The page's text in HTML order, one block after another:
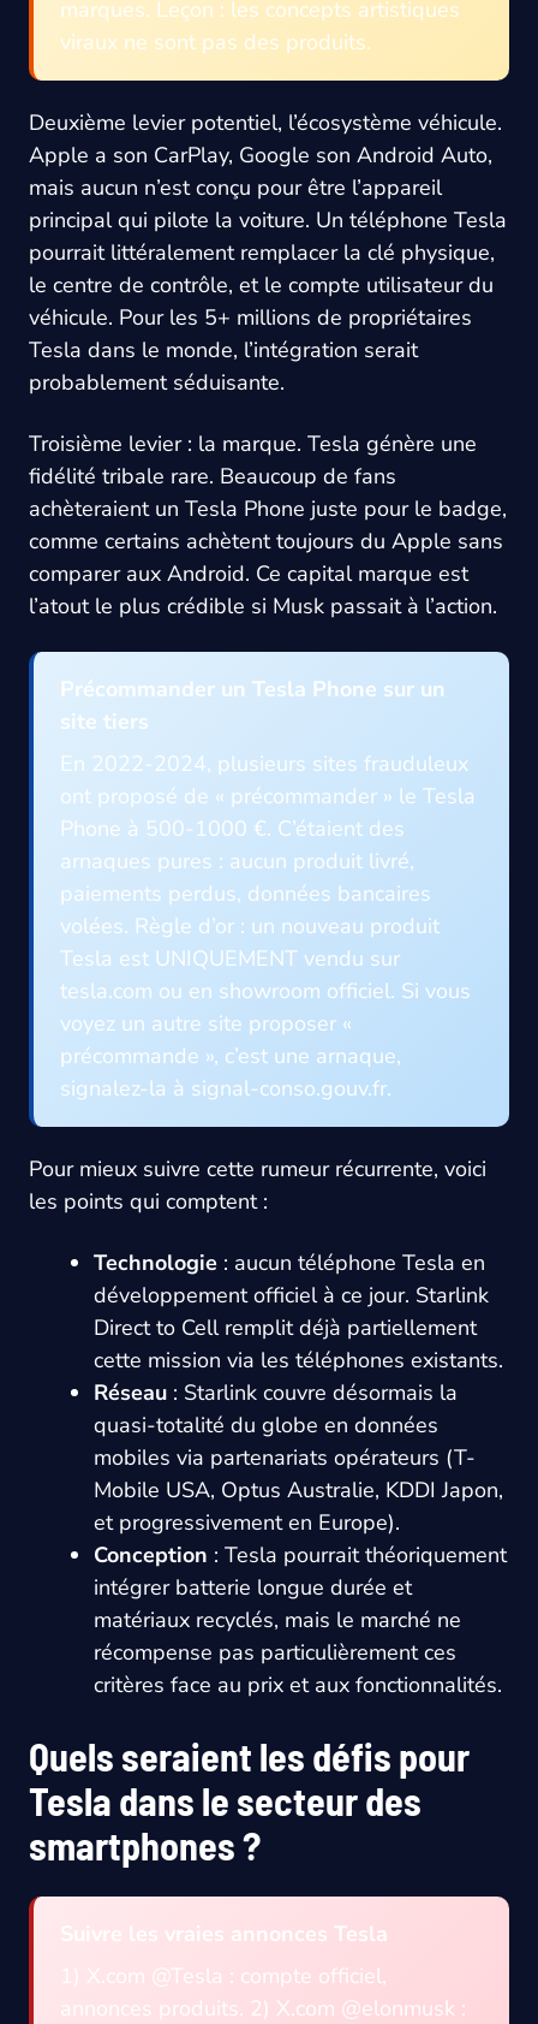
marques. Leçon : les concepts artistiques
viraux ne sont pas des produits.
Deuxième levier potentiel, l’écosystème véhicule.
Apple a son CarPlay, Google son Android Auto,
mais aucun n’est conçu pour être l’appareil
principal qui pilote la voiture. Un téléphone Tesla
pourrait littéralement remplacer la clé physique,
le centre de contrôle, et le compte utilisateur du
véhicule. Pour les 5+ millions de propriétaires
Tesla dans le monde, l’intégration serait
probablement séduisante.
Troisième levier : la marque. Tesla génère une
fidélité tribale rare. Beaucoup de fans
achèteraient un Tesla Phone juste pour le badge,
comme certains achètent toujours du Apple sans
comparer aux Android. Ce capital marque est
l’atout le plus crédible si Musk passait à l’action.
Précommander un Tesla Phone sur un
site tiers
En 2022-2024, plusieurs sites frauduleux
ont proposé de « précommander » le Tesla
Phone à 500-1000 €. C’étaient des
arnaques pures : aucun produit livré,
paiements perdus, données bancaires
volées. Règle d’or : un nouveau produit
Tesla est UNIQUEMENT vendu sur
tesla.com ou en showroom officiel. Si vous
voyez un autre site proposer «
précommande », c’est une arnaque,
signalez-la à signal-conso.gouv.fr.
Pour mieux suivre cette rumeur récurrente, voici
les points qui comptent :
Technologie : aucun téléphone Tesla en
développement officiel à ce jour. Starlink
Direct to Cell remplit déjà partiellement
cette mission via les téléphones existants.
Réseau : Starlink couvre désormais la
quasi-totalité du globe en données
mobiles via partenariats opérateurs (T-
Mobile USA, Optus Australie, KDDI Japon,
et progressivement en Europe).
Conception : Tesla pourrait théoriquement
intégrer batterie longue durée et
matériaux recyclés, mais le marché ne
récompense pas particulièrement ces
critères face au prix et aux fonctionnalités.
Quels seraient les défis pour
Tesla dans le secteur des
smartphones ?
Suivre les vraies annonces Tesla
1) X.com @Tesla : compte officiel,
annonces produits. 2) X.com @elonmusk :